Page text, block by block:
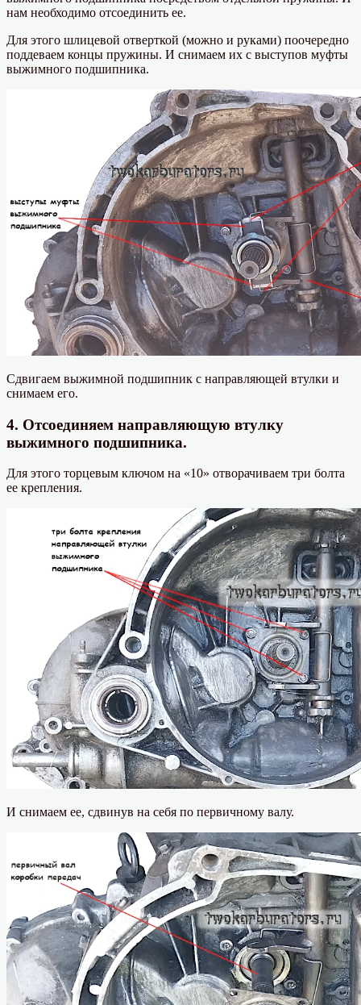
нам необходимо отсоединить ее.
Для этого шлицевой отверткой (можно и руками) поочередно
поддеваем концы пружины. И снимаем их с выступов муфты
выжимного подшипника.
Сдвигаем выжимной подшипник с направляющей втулки и
снимаем его.
4. Отсоединяем направляющую втулку
выжимного подшипника.
Для этого торцевым ключом на «10» отворачиваем три болта
ее крепления.
И снимаем ее, сдвинув на себя по первичному валу.